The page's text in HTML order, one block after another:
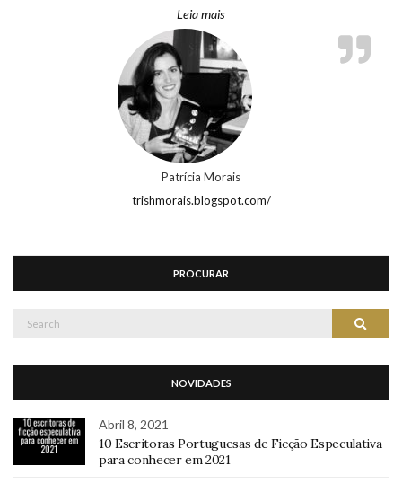
Leia mais“Patrícia Morais”
Patrícia Morais
trishmorais.blogspot.com/
PROCURAR
Search
NOVIDADES
Abril 8, 2021
10 Escritoras Portuguesas de Ficção Especulativa
para conhecer em 2021